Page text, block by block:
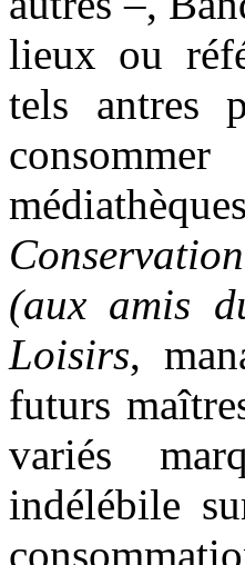
lieux ou
tels antres
(aux amis
Loisirs,
futurs
variés
indélébile